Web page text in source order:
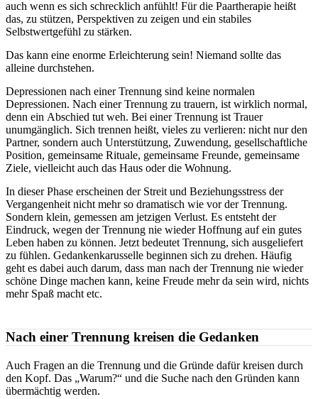
auch wenn es sich schrecklich anfühlt! Für die Paartherapie heißt
das, zu stützen, Perspektiven zu zeigen und ein stabiles
Selbstwertgefühl zu stärken.
Das kann eine enorme Erleichterung sein! Niemand sollte das
alleine durchstehen.
Depressionen nach einer Trennung sind keine normalen
Depressionen. Nach einer Trennung zu trauern, ist wirklich normal,
denn ein Abschied tut weh. Bei einer Trennung ist Trauer
unumgänglich. Sich trennen heißt, vieles zu verlieren: nicht nur den
Partner, sondern auch Unterstützung, Zuwendung, gesellschaftliche
Position, gemeinsame Rituale, gemeinsame Freunde, gemeinsame
Ziele, vielleicht auch das Haus oder die Wohnung.
In dieser Phase erscheinen der Streit und Beziehungsstress der
Vergangenheit nicht mehr so dramatisch wie vor der Trennung.
Sondern klein, gemessen am jetzigen Verlust. Es entsteht der
Eindruck, wegen der Trennung nie wieder Hoffnung auf ein gutes
Leben haben zu können. Jetzt bedeutet Trennung, sich ausgeliefert
zu fühlen. Gedankenkarusselle beginnen sich zu drehen. Häufig
geht es dabei auch darum, dass man nach der Trennung nie wieder
schöne Dinge machen kann, keine Freude mehr da sein wird, nichts
mehr Spaß macht etc.
Nach einer Trennung kreisen die Gedanken
Auch Fragen an die Trennung und die Gründe dafür kreisen durch
den Kopf. Das „Warum?“ und die Suche nach den Gründen kann
übermächtig werden.